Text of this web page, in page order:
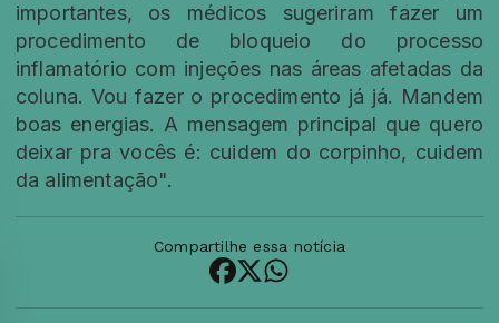
importantes, os médicos sugeriram fazer um
procedimento de bloqueio do processo
inflamatório com injeções nas áreas afetadas da
coluna. Vou fazer o procedimento já já. Mandem
boas energias. A mensagem principal que quero
deixar pra vocês é: cuidem do corpinho, cuidem
da alimentação".
Compartilhe essa notícia